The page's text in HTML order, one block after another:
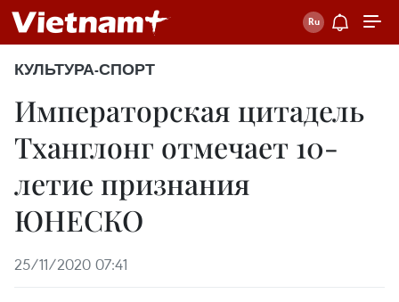
КУЛЬТУРА-СПОРТ
Императорская цитадель
Тханглонг отмечает 10-
летие признания
ЮНЕСКО
25/11/2020 07:41